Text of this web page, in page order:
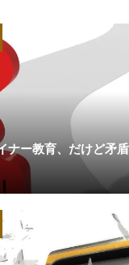
ナー教育、だけど矛